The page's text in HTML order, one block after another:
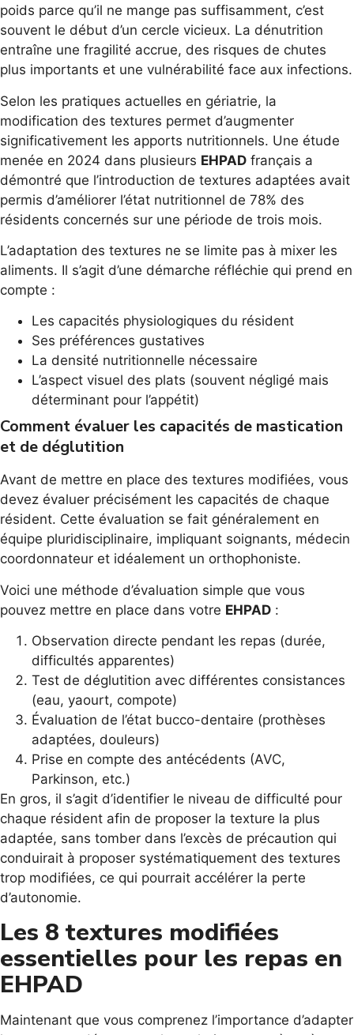
poids parce qu’il ne mange pas suffisamment, c’est
souvent le début d’un cercle vicieux. La dénutrition
entraîne une fragilité accrue, des risques de chutes
plus importants et une vulnérabilité face aux infections.
Selon les pratiques actuelles en gériatrie, la
modification des textures permet d’augmenter
significativement les apports nutritionnels. Une étude
menée en 2024 dans plusieurs EHPAD français a
démontré que l’introduction de textures adaptées avait
permis d’améliorer l’état nutritionnel de 78% des
résidents concernés sur une période de trois mois.
L’adaptation des textures ne se limite pas à mixer les
aliments. Il s’agit d’une démarche réfléchie qui prend en
compte :
Les capacités physiologiques du résident
Ses préférences gustatives
La densité nutritionnelle nécessaire
L’aspect visuel des plats (souvent négligé mais
déterminant pour l’appétit)
Comment évaluer les capacités de mastication
et de déglutition
Avant de mettre en place des textures modifiées, vous
devez évaluer précisément les capacités de chaque
résident. Cette évaluation se fait généralement en
équipe pluridisciplinaire, impliquant soignants, médecin
coordonnateur et idéalement un orthophoniste.
Voici une méthode d’évaluation simple que vous
pouvez mettre en place dans votre EHPAD :
Observation directe pendant les repas (durée,
difficultés apparentes)
Test de déglutition avec différentes consistances
(eau, yaourt, compote)
Évaluation de l’état bucco-dentaire (prothèses
adaptées, douleurs)
Prise en compte des antécédents (AVC,
Parkinson, etc.)
En gros, il s’agit d’identifier le niveau de difficulté pour
chaque résident afin de proposer la texture la plus
adaptée, sans tomber dans l’excès de précaution qui
conduirait à proposer systématiquement des textures
trop modifiées, ce qui pourrait accélérer la perte
d’autonomie.
Les 8 textures modifiées
essentielles pour les repas en
EHPAD
Maintenant que vous comprenez l’importance d’adapter